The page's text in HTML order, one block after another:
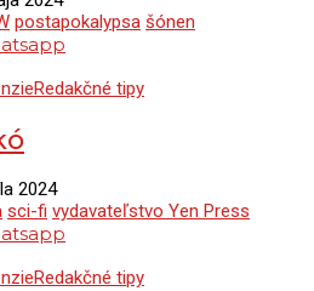
postapokalypsa šónen
Redakčné tipy
2024
sci-fi vydavateľstvo Yen Press
Redakčné tipy